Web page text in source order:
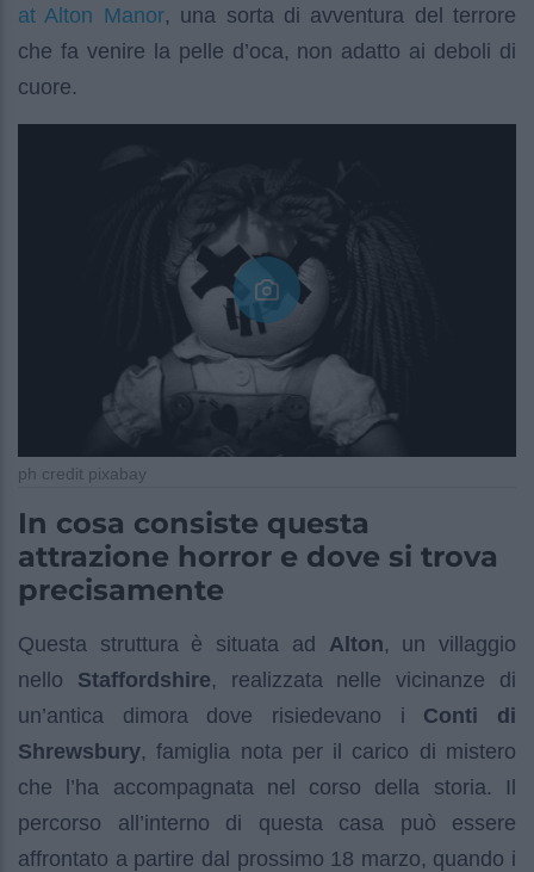
at Alton Manor, una sorta di avventura del terrore
che fa venire la pelle d’oca, non adatto ai deboli di
cuore.
ph credit pixabay
In cosa consiste questa
attrazione horror e dove si trova
precisamente
Questa struttura è situata ad Alton, un villaggio
nello Staffordshire, realizzata nelle vicinanze di
un’antica dimora dove risiedevano i Conti di
Shrewsbury, famiglia nota per il carico di mistero
che l’ha accompagnata nel corso della storia. Il
percorso all’interno di questa casa può essere
affrontato a partire dal prossimo 18 marzo, quando i